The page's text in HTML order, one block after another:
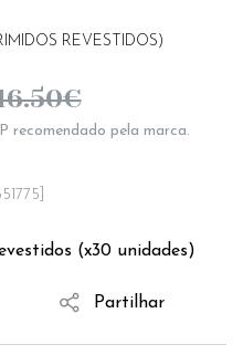
REVESTIDOS)
(x30 unidades)
€
recomendado pela marca.
Partilhar